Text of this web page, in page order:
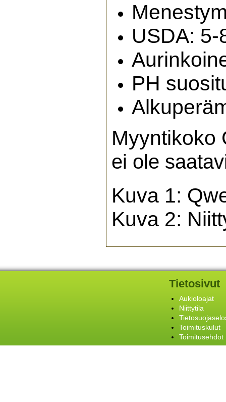
USDA: 5-
PH
Myyntikoko
ei ole
Kuva 1:
Kuva 2:
Tietosivut
Aukioloajat
Niittytila
Toimituskulut
Toimitusehdot